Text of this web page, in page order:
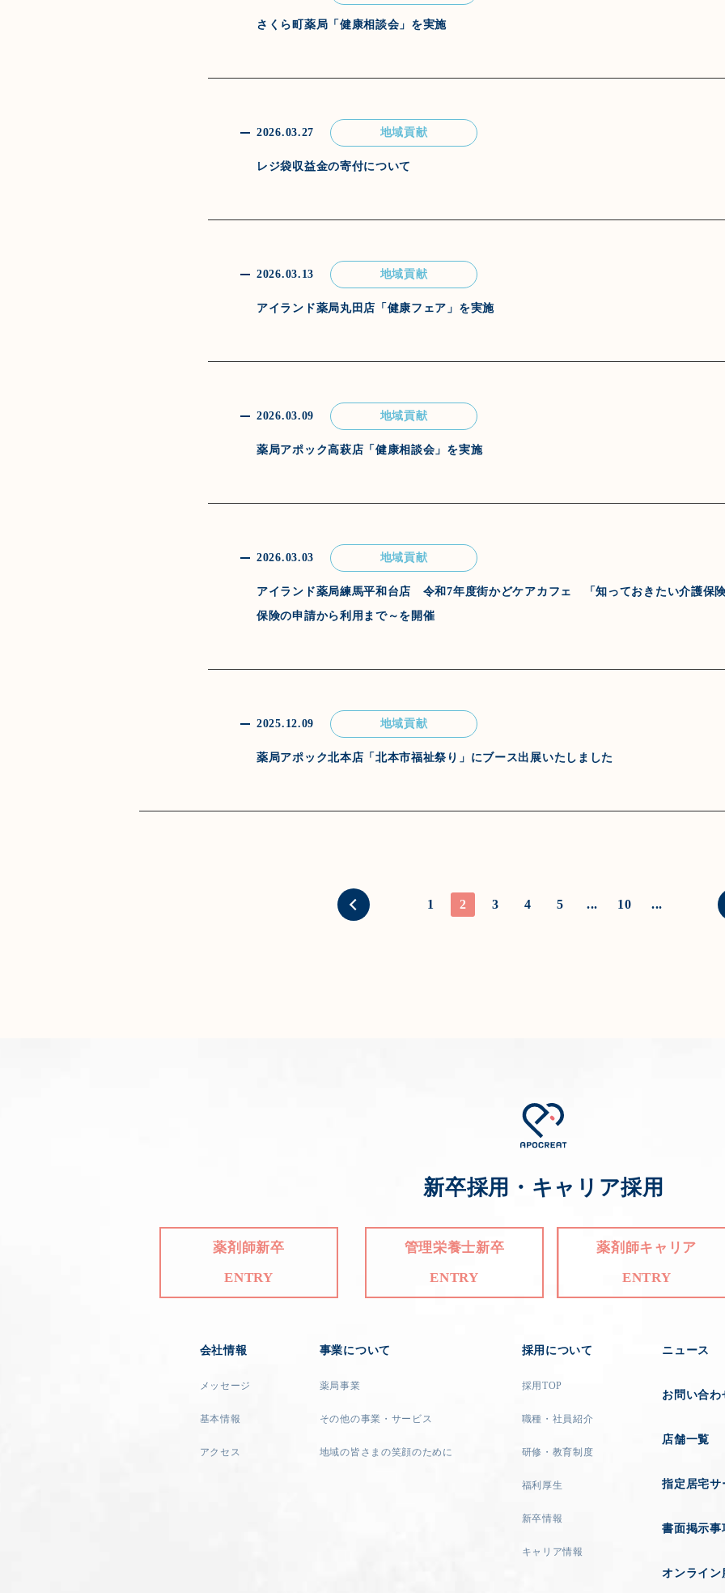
さくら町薬局「健康相談会」を実施
2026.03.27 地域貢献
レジ袋収益金の寄付について
2026.03.13 地域貢献
アイランド薬局丸田店「健康フェア」を実施
2026.03.09 地域貢献
薬局アポック高萩店「健康相談会」を実施
2026.03.03 地域貢献
アイランド薬局練馬平和台店 令和7年度街かどケアカフェ 「知っておきたい介護保
保険の申請から利用まで～を開催
2025.12.09 地域貢献
薬局アポック北本店「北本市福祉祭り」にブース出展いたしました
1 2 3 4 5 ... 10 ...
新卒採用・キャリア採用
薬剤師新卒
ENTRY
管理栄養士新卒
ENTRY
薬剤師キャリア
ENTRY
会社情報
メッセージ
基本情報
アクセス
事業について
薬局事業
その他の事業・サービス
地域の皆さまの笑顔のために
採用について
採用TOP
職種・社員紹介
研修・教育制度
福利厚生
新卒情報
キャリア情報
ニュース
お問い合わ
店舗一覧
指定居宅サ
書面掲示事
オンライン